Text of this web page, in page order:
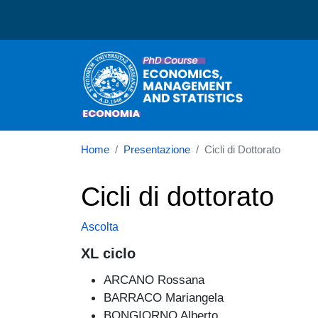
Dottorato in Economics,
Home Presentazione Cicli di Dottorato
Cicli di dottorato
Ascolta
XL ciclo
ARCANO Rossana
BARRACO Mariangela
BONGIORNO Alberto